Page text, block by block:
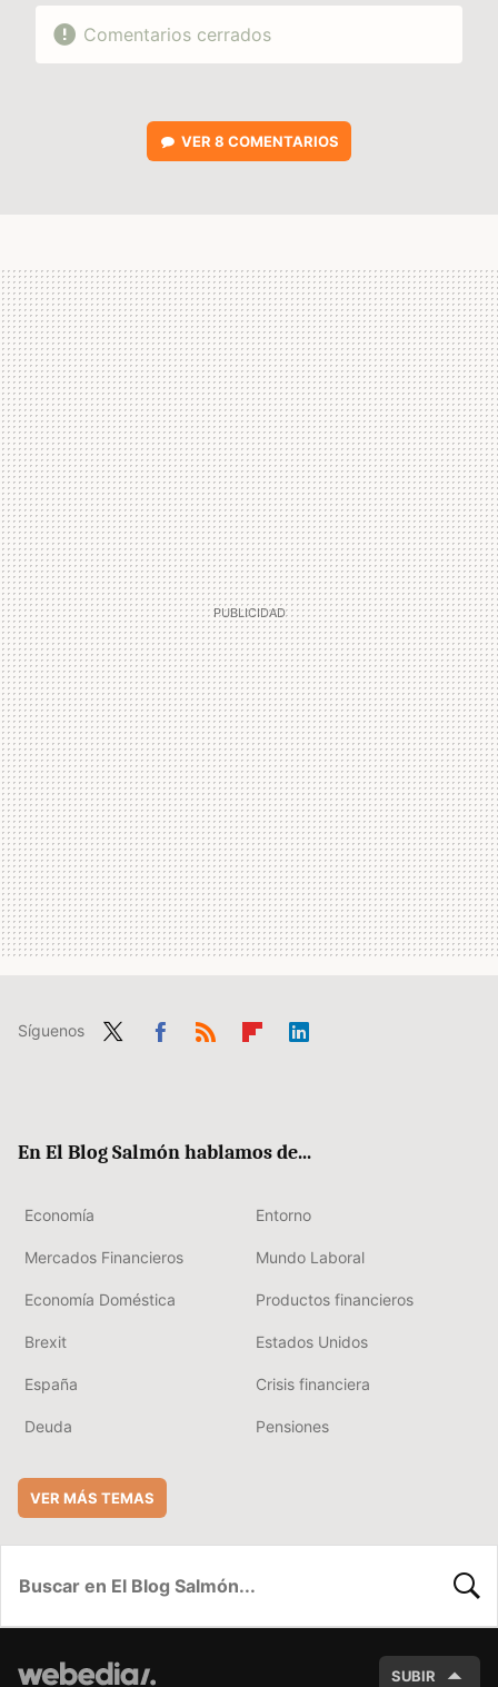
Comentarios cerrados
VER 8 COMENTARIOS
Síguenos
En El Blog Salmón hablamos de...
Economía Entorno
Mercados Financieros Mundo Laboral
Economía Doméstica Productos financieros
Brexit Estados Unidos
España Crisis financiera
Deuda Pensiones
VER MÁS TEMAS
SUBIR